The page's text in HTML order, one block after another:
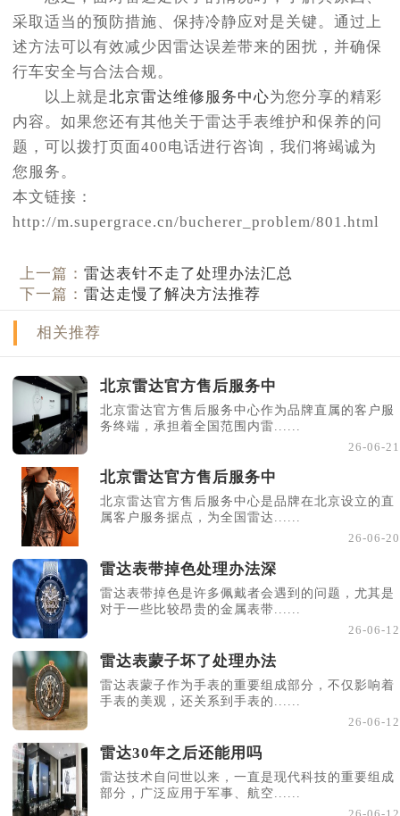
采取适当的预防措施、保持冷静应对是关键。通过上
述方法可以有效减少因雷达误差带来的困扰，并确保
行车安全与合法合规。
以上就是北京雷达维修服务中心为您分享的精彩
内容。如果您还有其他关于雷达手表维护和保养的问
题，可以拨打页面400电话进行咨询，我们将竭诚为
您服务。
本文链接：
http://m.supergrace.cn/bucherer_problem/801.html
上一篇：雷达表针不走了处理办法汇总
下一篇：雷达走慢了解决方法推荐
相关推荐
北京雷达官方售后服务中
北京雷达官方售后服务中心作为品牌直属的客户服
务终端，承担着全国范围内雷......
26-06-21
北京雷达官方售后服务中
北京雷达官方售后服务中心是品牌在北京设立的直
属客户服务据点，为全国雷达......
26-06-20
雷达表带掉色处理办法深
雷达表带掉色是许多佩戴者会遇到的问题，尤其是
对于一些比较昂贵的金属表带......
26-06-12
雷达表蒙子坏了处理办法
雷达表蒙子作为手表的重要组成部分，不仅影响着
手表的美观，还关系到手表的......
26-06-12
雷达30年之后还能用吗
雷达技术自问世以来，一直是现代科技的重要组成
部分，广泛应用于军事、航空......